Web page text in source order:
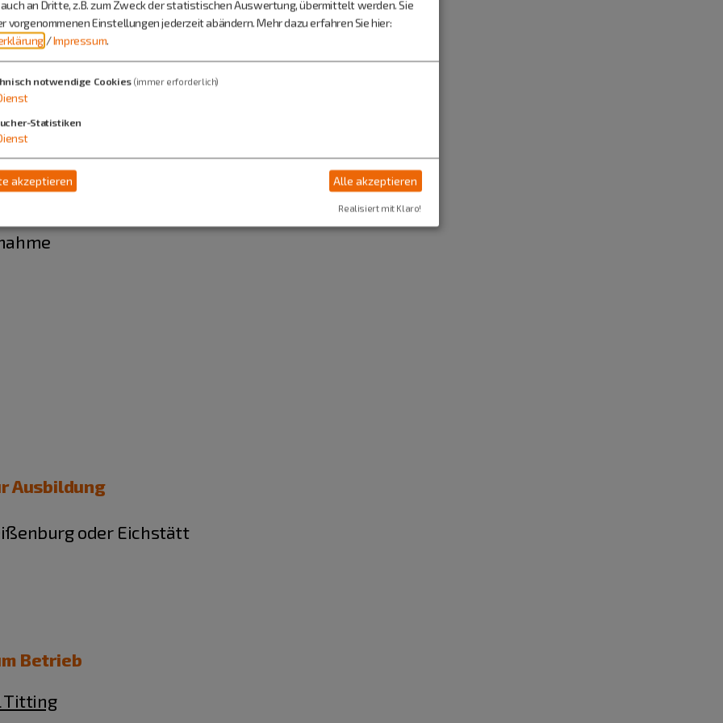
vergleichbar
Ausbildung
oder Eichstätt
Betrieb
Titting
an Dritte, z.B. zum Zweck der statistischen Auswertung, übermittelt werden. Sie
vorgenommenen Einstellungen jederzeit abändern. Mehr dazu erfahren Sie hier:
/Impressum.
notwendige Cookies (immer erforderlich)
Statistiken
akzeptieren Alle akzeptieren
Realisiert mit Klaro!